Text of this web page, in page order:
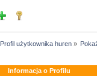
Profil użytkownika huren»
Informacja o Profilu